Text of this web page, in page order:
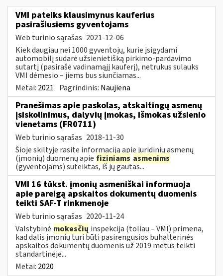
VMI pateiks klausimynus kauferius
pasirašiusiems gyventojams
Web turinio sąrašas 2021-12-06
Kiek daugiau nei 1000 gyventojų, kurie įsigydami
automobilį sudarė užsienietišką pirkimo-pardavimo
sutartį (pasirašė vadinamąjį kauferį), netrukus sulauks
VMI dėmesio – jiems bus siunčiamas...
Metai: 2021 Pagrindinis: Naujiena
Pranešimas apie paskolas, atskaitingų asmenų
įsiskolinimus, dalyvių įmokas, išmokas užsienio
vienetams (FR0711)
Web turinio sąrašas 2018-11-30
Šioje skiltyje rasite informaciją apie juridinių asmenų
(įmonių) duomenų apie fiziniams asmenims
(gyventojams) suteiktas, iš jų gautas...
VMI 16 tūkst. įmonių asmeniškai informuoja
apie pareigą apskaitos dokumentų duomenis
teikti SAF-T rinkmenoje
Web turinio sąrašas 2020-11-24
Valstybinė mokesčių inspekcija (toliau – VMI) primena,
kad dalis įmonių turi būti pasirengusios buhalterinės
apskaitos dokumentų duomenis už 2019 metus teikti
standartinėje...
Metai: 2020